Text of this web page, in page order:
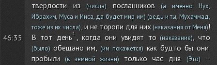
46:35
твердости из (числа)посланников(а именно Нух,
Ибрахим, Муса и Ииса, да будет мир им)(ведь и ты, Мухаммад,
тоже из их числа), и не торопи для них(наказания от Меня)!
В тот день , когда они увидят то(наказание), что
(было)обещано им, (им покажется)как будто бы они
пробыли (в земной жизни)только час дня. (Это)–